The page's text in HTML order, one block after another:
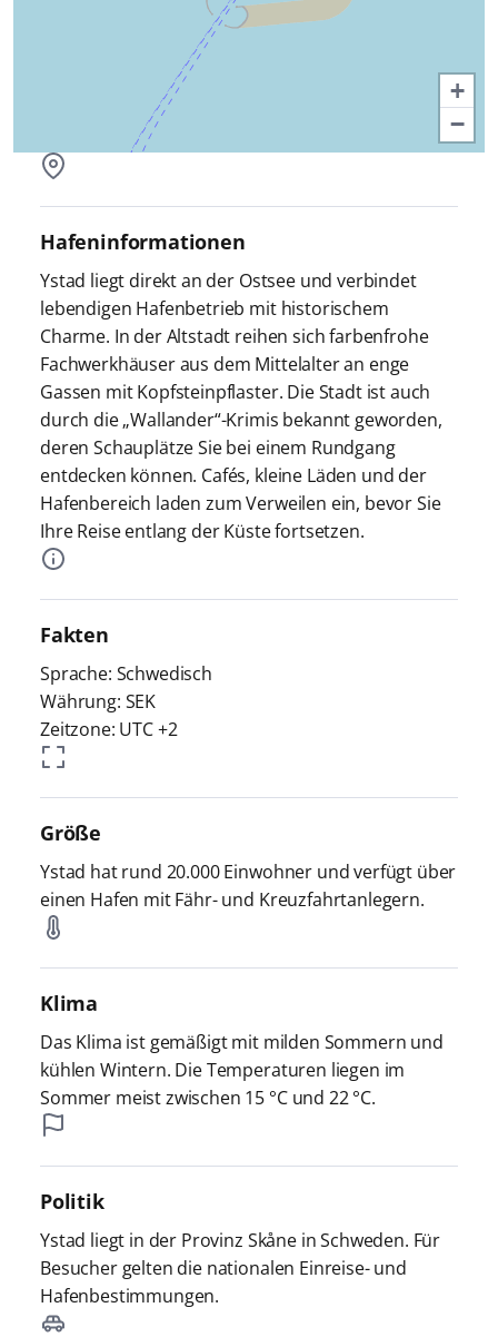
+
−
Hafeninformationen
Ystad liegt direkt an der Ostsee und verbindet
lebendigen Hafenbetrieb mit historischem
Charme. In der Altstadt reihen sich farbenfrohe
Fachwerkhäuser aus dem Mittelalter an enge
Gassen mit Kopfsteinpflaster. Die Stadt ist auch
durch die „Wallander“-Krimis bekannt geworden,
deren Schauplätze Sie bei einem Rundgang
entdecken können. Cafés, kleine Läden und der
Hafenbereich laden zum Verweilen ein, bevor Sie
Ihre Reise entlang der Küste fortsetzen.
Fakten
Sprache: Schwedisch
Währung: SEK
Zeitzone: UTC +2
Größe
Ystad hat rund 20.000 Einwohner und verfügt über
einen Hafen mit Fähr- und Kreuzfahrtanlegern.
Klima
Das Klima ist gemäßigt mit milden Sommern und
kühlen Wintern. Die Temperaturen liegen im
Sommer meist zwischen 15 °C und 22 °C.
Politik
Ystad liegt in der Provinz Skåne in Schweden. Für
Besucher gelten die nationalen Einreise- und
Hafenbestimmungen.